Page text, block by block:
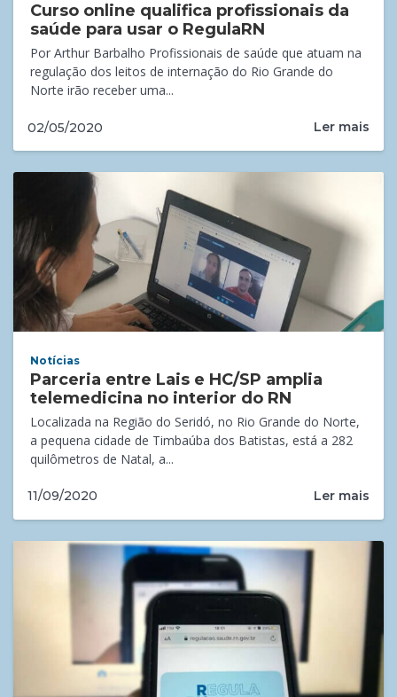
Curso online qualifica profissionais da
saúde para usar o RegulaRN
Por Arthur Barbalho Profissionais de saúde que atuam na
regulação dos leitos de internação do Rio Grande do
Norte irão receber uma...
02/05/2020 Ler mais
Notícias
Parceria entre Lais e HC/SP amplia
telemedicina no interior do RN
Localizada na Região do Seridó, no Rio Grande do Norte,
a pequena cidade de Timbaúba dos Batistas, está a 282
quilômetros de Natal, a...
11/09/2020 Ler mais